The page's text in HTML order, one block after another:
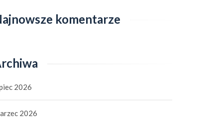
w zarządzaniu najmem:
wynajmu mieszkań?
września 2023
komentarze
2026
2026